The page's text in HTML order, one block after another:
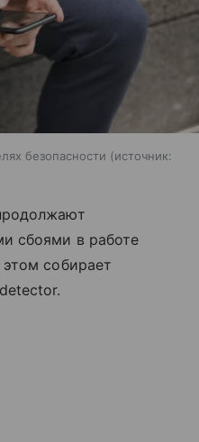
безопасности
источник:
сбоями в работе
собирает